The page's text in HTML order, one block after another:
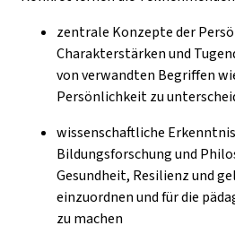
zentrale Konzepte der
Charakterstärken und
von verwandten Begriffen
Persönlichkeit zu
wissenschaftliche
Bildungsforschung und
Gesundheit, Resilienz und
einzuordnen und für die
zu machen